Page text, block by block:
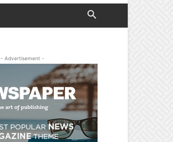
- Advertisement -